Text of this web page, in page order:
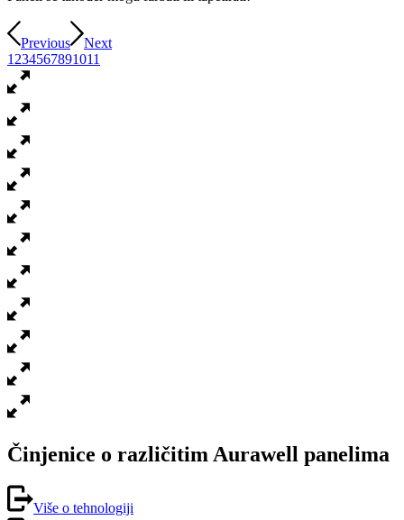
Previous
Next
1 234567891011
Činjenice o različitim Aurawell panelima
Više o tehnologiji